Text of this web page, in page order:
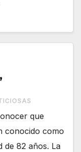
que
conocido como
de 82 años. La